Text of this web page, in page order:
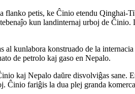
flanko petis, ke Ĉinio etendu
kun landinternaj urboj de
al kunlabora konstruado de la
de petrolo kaj gaso en Nepalo.
kaj Nepalo daŭre disvolviĝas
fariĝis la dua plej granda